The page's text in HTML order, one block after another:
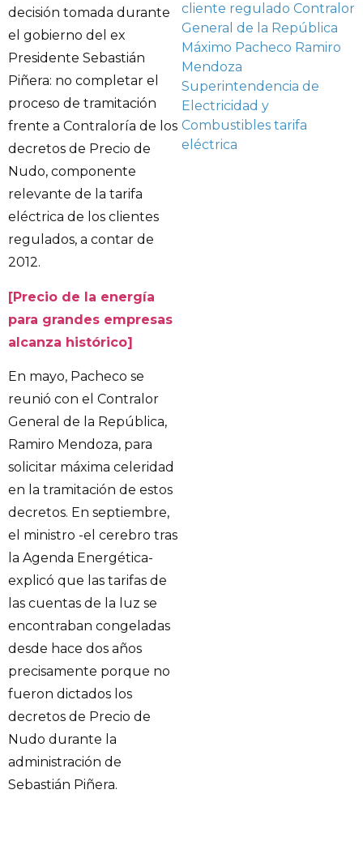
decisión tomada durante
el gobierno del ex
Presidente Sebastián
Piñera: no completar el
proceso de tramitación
frente a Contraloría de los
decretos de Precio de
Nudo, componente
relevante de la tarifa
eléctrica de los clientes
regulados, a contar de
2012.
[Precio de la energía
para grandes empresas
alcanza histórico]
En mayo, Pacheco se
reunió con el Contralor
General de la República,
Ramiro Mendoza, para
solicitar máxima celeridad
en la tramitación de estos
decretos. En septiembre,
el ministro -el cerebro tras
la Agenda Energética-
explicó que las tarifas de
las cuentas de la luz se
encontraban congeladas
desde hace dos años
precisamente porque no
fueron dictados los
decretos de Precio de
Nudo durante la
administración de
Sebastián Piñera.
cliente regulado Contralor
General de la República
Máximo Pacheco Ramiro
Mendoza
Superintendencia de
Electricidad y
Combustibles tarifa
eléctrica